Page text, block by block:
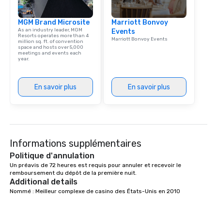
MGM Brand Microsite
As an industry leader, MGM
Resorts operates more than 4
million sq. ft. of convention
space and hosts over 5,000
meetings and events each
year.
En savoir plus
Marriott Bonvoy
Events
Marriott Bonvoy Events
En savoir plus
Informations supplémentaires
Politique d'annulation
Un préavis de 72 heures est requis pour annuler et recevoir le
remboursement du dépôt de la première nuit.
Additional details
Nommé : Meilleur complexe de casino des États-Unis en 2010